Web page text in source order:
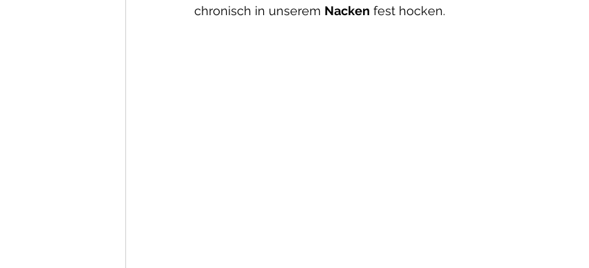
chronisch in unserem Nacken fest hocken.